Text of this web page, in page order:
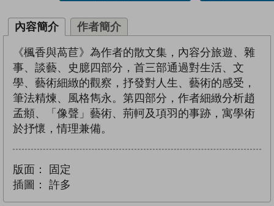
內容簡介 作者簡介
《楓香與萵苣》為作者的散文集，內容分旅遊、雜
事、談藝、史臆四部分，首三部通過對生活、文
學、藝術細緻的觀察，抒發對人生、藝術的感受，
筆法精煉、風格雋永。第四部分，作者細緻分析趙
孟頫、「像聲」藝術、荊軻及項羽的事跡，寓學術
於抒懷，情理兼備。
版面：
固定
插圖：
許多